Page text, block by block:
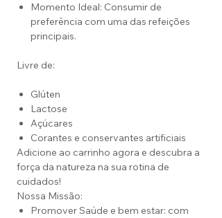
Momento Ideal: Consumir de
preferência com uma das refeições
principais.
Livre de:
Glúten
Lactose
Açúcares
Corantes e conservantes artificiais
Adicione ao carrinho agora e descubra a
força da natureza na sua rotina de
cuidados!
Nossa Missão:
Promover Saúde e bem estar: com